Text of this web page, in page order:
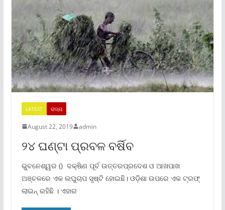
LATEST ରାଜ୍ୟ
August 22, 2019 admin
୨୪ ଘଣ୍ଟା ପ୍ରବଳ ବର୍ଷିବ
ଭୁବନେଶ୍ୱର () ଦକ୍ଷିଣ ପୂର୍ବ ଉତ୍ତରପ୍ରଦେଶ ଓ ଆଖପାଖ
ଅଞ୍ଚଳରେ ଏକ ଲଘୁଚାପ ସୃଷ୍ଟି ହୋଇଛି। ଓଡ଼ିଶା ଉପରେ ଏକ ଟ୍ରଫ୍
ଲାଇନ୍ ରହିଛି । ଏହାର